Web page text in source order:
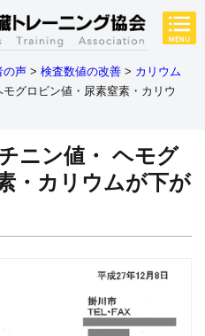
の声 >検査数値の改善 > カリウム
グロビン値・尿素窒素・カリウ
ニン値・ ヘモグ
・カリウムが下が